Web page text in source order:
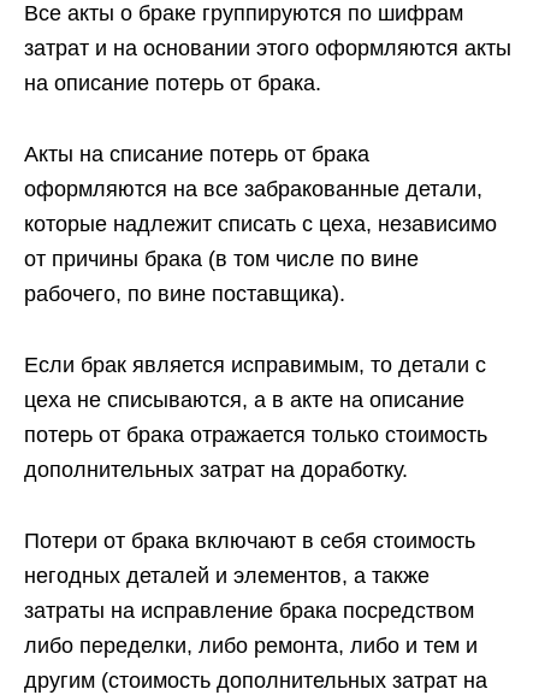
Все акты о браке группируются по шифрам
затрат и на основании этого оформляются акты
на описание потерь от брака.
Акты на списание потерь от брака
оформляются на все забракованные детали,
которые надлежит списать с цеха, независимо
от причины брака (в том числе по вине
рабочего, по вине поставщика).
Если брак является исправимым, то детали с
цеха не списываются, а в акте на описание
потерь от брака отражается только стоимость
дополнительных затрат на доработку.
Потери от брака включают в себя стоимость
негодных деталей и элементов, а также
затраты на исправление брака посредством
либо переделки, либо ремонта, либо и тем и
другим (стоимость дополнительных затрат на